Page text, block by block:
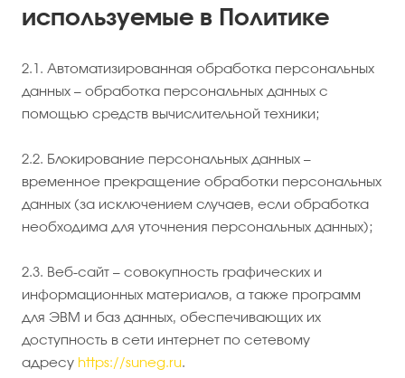
используемые в Политике
2.1. Автоматизированная обработка персональных
данных – обработка персональных данных с
помощью средств вычислительной техники;
2.2. Блокирование персональных данных –
временное прекращение обработки персональных
данных (за исключением случаев, если обработка
необходима для уточнения персональных данных);
2.3. Веб-сайт – совокупность графических и
информационных материалов, а также программ
для ЭВМ и баз данных, обеспечивающих их
доступность в сети интернет по сетевому
адресу https://suneg.ru.